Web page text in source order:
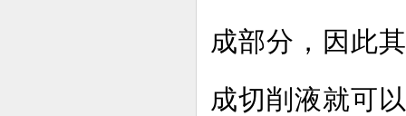
成部分，因此
成切削液就可